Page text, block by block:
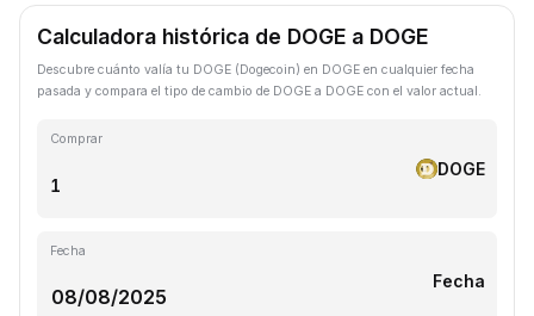
Calculadora histórica de DOGE a DOGE
Descubre cuánto valía tu DOGE (Dogecoin) en DOGE en cualquier fecha
pasada y compara el tipo de cambio de DOGE a DOGE con el valor actual.
Comprar
DOGE
Fecha
Fecha